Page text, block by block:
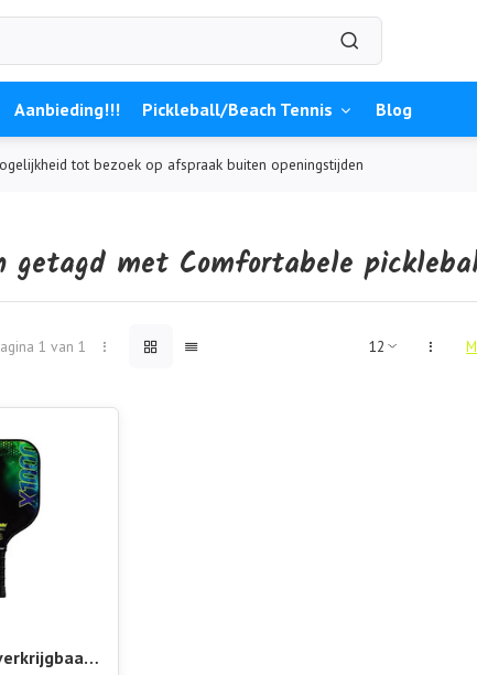
Aanbieding!!! Pickleball/Beach Tennis Blog
tot bezoek op afspraak buiten openingstijden
getagd met Comfortabele
1 van 1